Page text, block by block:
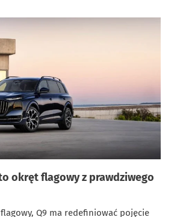
okręt flagowy z prawdziwego
Q9 ma redefiniować pojęcie